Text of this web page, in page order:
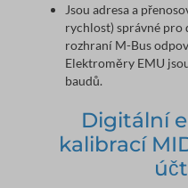
Jsou adresa a
rychlost) správné pro
rozhraní M-Bus
Elektroměry EMU
baudů.
Digitální
kalibrací